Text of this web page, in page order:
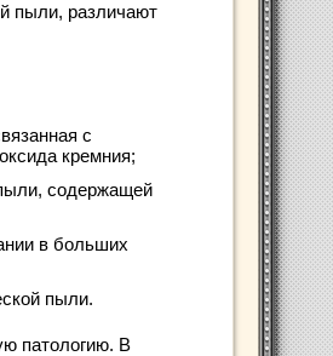
пыли, различают
с
кремния;
содержащей
в больших
пыли.
патологию. В